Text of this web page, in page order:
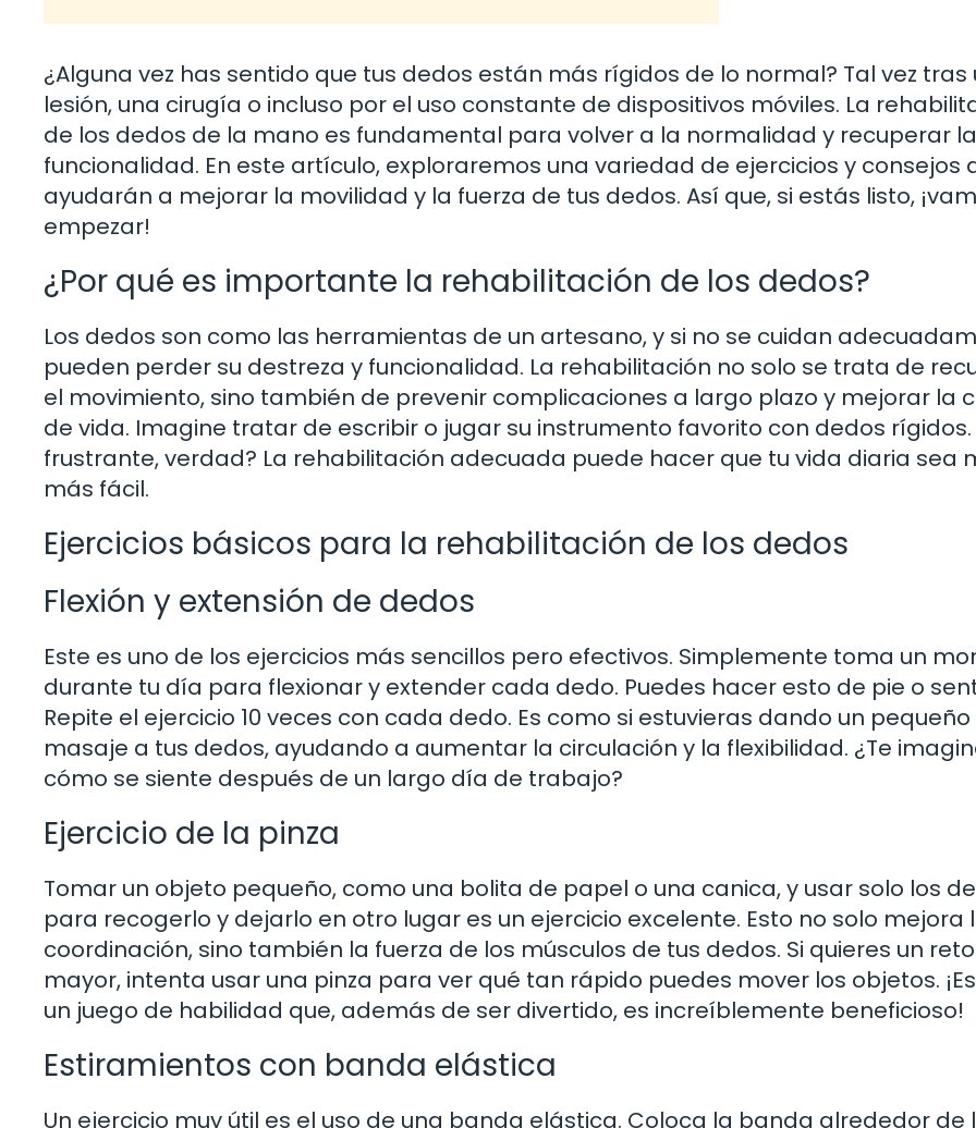
¿Alguna vez has sentido que tus dedos están más rígidos de lo normal? Tal vez tras
lesión, una cirugía o incluso por el uso constante de dispositivos móviles. La
de los dedos de la mano es fundamental para volver a la normalidad y recuperar la
funcionalidad. En este artículo, exploraremos una variedad de ejercicios y consejos
ayudarán a mejorar la movilidad y la fuerza de tus dedos. Así que, si estás listo,
empezar!
¿Por qué es importante la rehabilitación de los dedos?
Los dedos son como las herramientas de un artesano, y si no se cuidan
pueden perder su destreza y funcionalidad. La rehabilitación no solo se trata de
el movimiento, sino también de prevenir complicaciones a largo plazo y mejorar la
de vida. Imagine tratar de escribir o jugar su instrumento favorito con dedos rígidos.
frustrante, verdad? La rehabilitación adecuada puede hacer que tu vida diaria sea
más fácil.
Ejercicios básicos para la rehabilitación de los dedos
Flexión y extensión de dedos
Este es uno de los ejercicios más sencillos pero efectivos. Simplemente toma un
durante tu día para flexionar y extender cada dedo. Puedes hacer esto de pie o
Repite el ejercicio 10 veces con cada dedo. Es como si estuvieras dando un pequeño
masaje a tus dedos, ayudando a aumentar la circulación y la flexibilidad. ¿Te
cómo se siente después de un largo día de trabajo?
Ejercicio de la pinza
Tomar un objeto pequeño, como una bolita de papel o una canica, y usar solo los
para recogerlo y dejarlo en otro lugar es un ejercicio excelente. Esto no solo mejora
coordinación, sino también la fuerza de los músculos de tus dedos. Si quieres un reto
mayor, intenta usar una pinza para ver qué tan rápido puedes mover los objetos.
un juego de habilidad que, además de ser divertido, es increíblemente beneficioso!
Estiramientos con banda elástica
Un ejercicio muy útil es el uso de una banda elástica. Coloca la banda alrededor de